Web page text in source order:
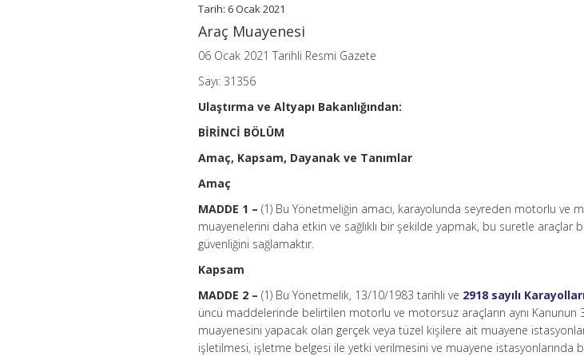
Tarih: 6 Ocak 2021
Araç Muayenesi
06 Ocak 2021 Tarihli Resmi Gazete
Sayı: 31356
Ulaştırma ve Altyapı Bakanlığından:
BİRİNCİ BÖLÜM
Amaç, Kapsam, Dayanak ve Tanımlar
Amaç
MADDE 1 – (1) Bu Yönetmeliğin amacı, karayolunda seyreden motorlu ve
muayenelerini daha etkin ve sağlıklı bir şekilde yapmak, bu suretle araçlar
güvenliğini sağlamaktır.
Kapsam
MADDE 2 –(1) Bu Yönetmelik, 13/10/1983 tarihli ve 2918 sayılı
üncü maddelerinde belirtilen motorlu ve motorsuz araçların aynı
muayenesini yapacak olan gerçek veya tüzel kişilere ait muayene
işletilmesi, işletme belgesi ile yetki verilmesini ve muayene istasyonlarında